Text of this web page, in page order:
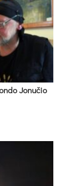
Jo­nu­čio